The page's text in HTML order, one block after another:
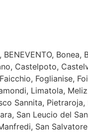
Castelpoto,
Foglianise,
Limatola,
Sannita,
San Leucio del
San Salvatore